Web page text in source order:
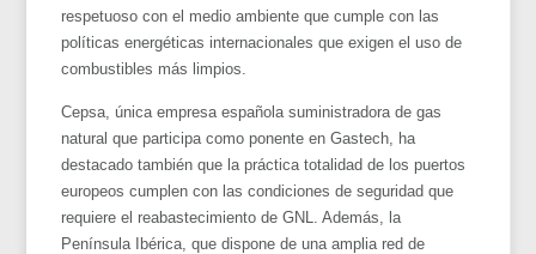
respetuoso con el medio ambiente que cumple con las
políticas energéticas internacionales que exigen el uso de
combustibles más limpios.
Cepsa, única empresa española suministradora de gas
natural que participa como ponente en Gastech, ha
destacado también que la práctica totalidad de los puertos
europeos cumplen con las condiciones de seguridad que
requiere el reabastecimiento de GNL. Además, la
Península Ibérica, que dispone de una amplia red de